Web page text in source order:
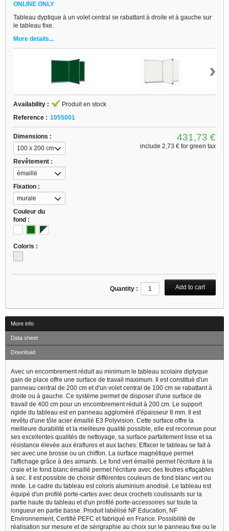
ONLINE ONLY
Tableau dyptique à un volet central se rabattant à droite et à gauche sur
le tableau fixe.
More details...
›
Availability :
Produit en stock
Reference : 1055001
Dimensions :
100 x 200 cm
Revêtement :
émaillé
Fixation :
murale
Couleur du
fond :
Coloris :
431,73 €
include 2,73 € for green tax
Quantity :
More info
Data sheet
Download
Avec un encombrement réduit au minimum le tableau scolaire diptyque
gain de place offre une surface de travail maximum. Il est constitué d'un
panneau central de 200 cm et d'un volet central de 100 cm se rabattant à
droite ou à gauche. Ce système permet de disposer d'une surface de
travail de 400 cm pour un encombrement réduit à 200 cm. Le support
rigide du tableau est en panneau aggloméré d'épaisseur 8 mm. Il est
revêtu d'une tôle acier émaillé E3 Polyvision. Cette surface offre la
meilleure durabilité et la meilleure qualité possible, elle est reconnue pour
ses excellentes qualités de nettoyage, sa surface parfaitement lisse et sa
résistance élevée aux éraflures et aux taches. Effacer le tableau se fait à
sec avec une brosse ou un chiffon. La surface magnétique permet
l'affichage grâce à des aimants. Le fond vert émaillé permet l'écriture à la
craie et le fond blanc émaillé permet l'écriture avec des feutres effaçables
à sec. Il est possible de choisir différentes couleurs de fond blanc vert ou
mixte. Le cadre du tableau est coloris aluminium anodisé. Le tableau est
équipé d'un profilé porte-cartes avec deux crochets coulissants sur la
partie haute du tableau et d'un profilé porte-accessoires sur toute la
longueur en partie basse. Produit labélisé NF Education, NF
Environnement, Certifié PEFC et fabriqué en France. Possibilité de
réalisation sur mesure et de sérigraphie au choix sur le panneau fixe ou le